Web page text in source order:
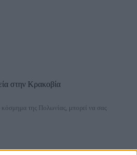
στην Κρακοβία
της Πολωνίας, μπορεί να σας